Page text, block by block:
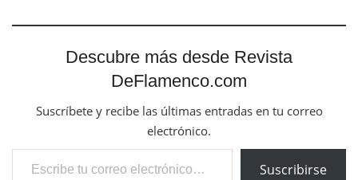
Descubre más desde Revista
DeFlamenco.com
Suscríbete y recibe las últimas entradas en tu correo
electrónico.
Escribe tu correo electrónico…
Suscribirse